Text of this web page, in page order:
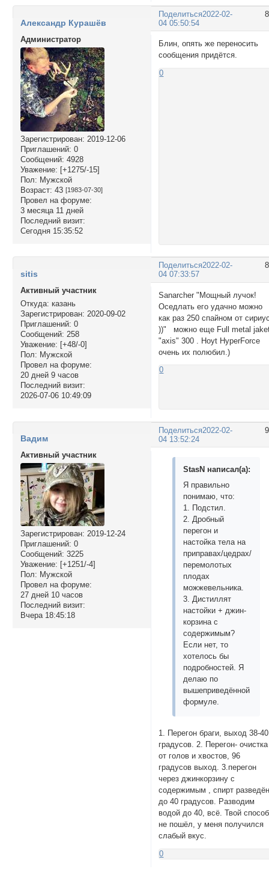
Поделиться2022-02-
04 05:50:54
Александр Курашёв
Администратор
Зарегистрирован: 2019-12-06
Приглашений: 0
Сообщений: 4928
Уважение: [+1275/-15]
Пол: Мужской
Возраст: 43 [1983-07-30]
Провел на форуме:
3 месяца 11 дней
Последний визит:
Сегодня 15:35:52
Блин, опять же переносить
сообщения придётся.
0
Поделиться2022-02-
04 07:33:57
sitis
Активный участник
Откуда: казань
Зарегистрирован: 2020-09-02
Приглашений: 0
Сообщений: 258
Уважение: [+48/-0]
Пол: Мужской
Провел на форуме:
20 дней 9 часов
Последний визит:
2026-07-06 10:49:09
Sanarcher "Мощный лучок!
Оседлать его удачно можно
как раз 250 спайном от
))" можно еще Full metal
"axis" 300 . Hoyt HyperForce
очень их полюбил.)
0
Поделиться2022-02-
04 13:52:24
Вадим
Активный участник
Зарегистрирован: 2019-12-24
Приглашений: 0
Сообщений: 3225
Уважение: [+1251/-4]
Пол: Мужской
Провел на форуме:
27 дней 10 часов
Последний визит:
Вчера 18:45:18
StasN написал(а):
Я правильно
понимаю, что:
1. Подстил.
2. Дробный
перегон и
настойка тела на
приправах/цедрах/
перемолотых
плодах
можжевельника.
3. Дистиллят
настойки + джин-
корзина с
содержимым?
Если нет, то
хотелось бы
подробностей. Я
делаю по
вышеприведённой
формуле.
1. Перегон браги, выход 38-40
градусов. 2. Перегон- очистка
от голов и хвостов, 96
градусов выход. 3.перегон
через джинкорзину с
содержимым , спирт
до 40 градусов. Разводим
водой до 40, всё. Твой способ
не пошёл, у меня получился
слабый вкус.
0